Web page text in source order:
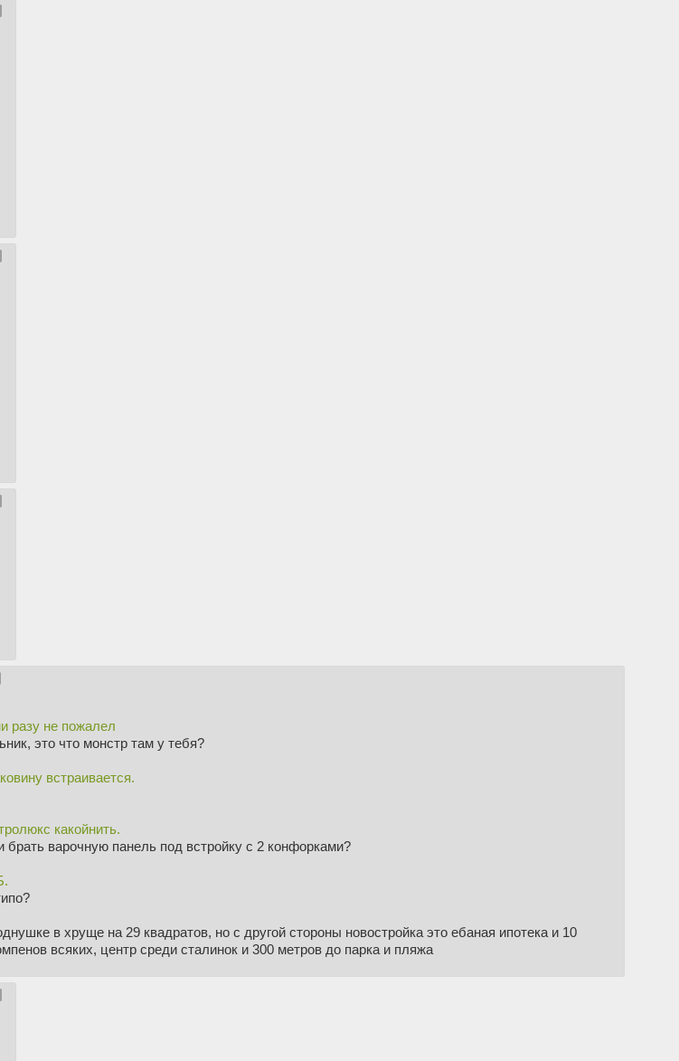
разу не пожалел
это что монстр там у тебя?
встраивается.
какойнить.
брать варочную панель под встройку с 2 конфорками?
в хруще на 29 квадратов, но с другой стороны новостройка это ебаная ипотека и 10
всяких, центр среди сталинок и 300 метров до парка и пляжа